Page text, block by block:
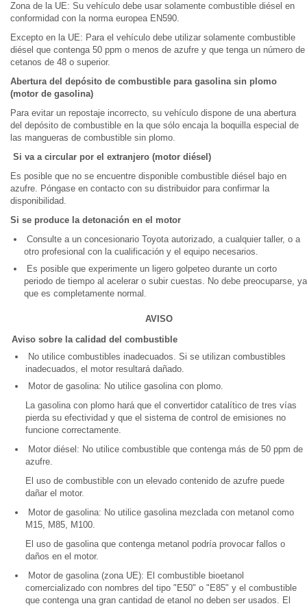
Zona de la UE: Su vehículo debe usar solamente combustible diésel en
conformidad con la norma europea EN590.
Excepto en la UE: Para el vehículo debe utilizar solamente combustible
diésel que contenga 50 ppm o menos de azufre y que tenga un número de
cetanos de 48 o superior.
Abertura del depósito de combustible para gasolina sin plomo
(motor de gasolina)
Para evitar un repostaje incorrecto, su vehículo dispone de una abertura
del depósito de combustible en la que sólo encaja la boquilla especial de
las mangueras de combustible sin plomo.
Si va a circular por el extranjero (motor diésel)
Es posible que no se encuentre disponible combustible diésel bajo en
azufre. Póngase en contacto con su distribuidor para confirmar la
disponibilidad.
Si se produce la detonación en el motor
Consulte a un concesionario Toyota autorizado, a cualquier taller, o a
otro profesional con la cualificación y el equipo necesarios.
Es posible que experimente un ligero golpeteo durante un corto
periodo de tiempo al acelerar o subir cuestas. No debe preocuparse, ya
que es completamente normal.
AVISO
Aviso sobre la calidad del combustible
No utilice combustibles inadecuados. Si se utilizan combustibles
inadecuados, el motor resultará dañado.
Motor de gasolina: No utilice gasolina con plomo.
La gasolina con plomo hará que el convertidor catalítico de tres vías
pierda su efectividad y que el sistema de control de emisiones no
funcione correctamente.
Motor diésel: No utilice combustible que contenga más de 50 ppm de
azufre.
El uso de combustible con un elevado contenido de azufre puede
dañar el motor.
Motor de gasolina: No utilice gasolina mezclada con metanol como
M15, M85, M100.
El uso de gasolina que contenga metanol podría provocar fallos o
daños en el motor.
Motor de gasolina (zona UE): El combustible bioetanol
comercializado con nombres del tipo "E50" o "E85" y el combustible
que contenga una gran cantidad de etanol no deben ser usados. El